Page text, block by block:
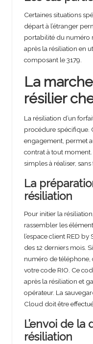
Certaines situations
départ à l’étranger
portabilité du numéro
après la résiliation en
composant le 3179.
La
résilier
La résiliation d’un
procédure spécifique.
engagement, permet
contrat à tout moment.
simples à réaliser, sans
La
résiliation
Pour initier la
rassembler les
l’espace client RED
des 12 derniers mois.
numéro de téléphone,
votre code RIO. Ce
après la résiliation et
opérateur. La
Cloud doit être
L’envoi de
résiliation